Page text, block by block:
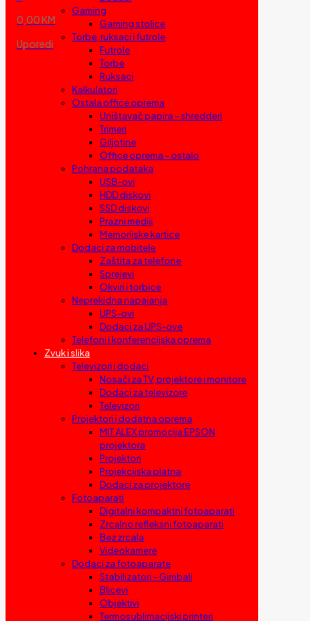
0,00 KM
Uporedi
Gaming
Gaming stolice
Torbe, ruksaci i futrole
Futrole
Torbe
Ruksaci
Kalkulatori
Ostala office oprema
Uništavač papira – shredderi
Trimeri
Giljotine
Office oprema – ostalo
Pohrana podataka
USB-ovi
HDD diskovi
SSD diskovi
Prazni mediji
Memorijske kartice
Dodaci za mobitele
Zaštita za telefone
Sprejevi
Okviri i torbice
Neprekidna napajanja
UPS-ovi
Dodaci za UPS-ove
Telefoni i konferencijska oprema
Zvuk i slika
Televizori i dodaci
Nosači za TV, projektore i monitore
Dodaci za televizore
Televizori
Projektori i dodatna oprema
MIT ALEX promocija EPSON
projektora
Projektori
Projekcijska platna
Dodaci za projektore
Fotoaparati
Digitalni kompaktni fotoaparati
Zrcalno refleksni fotoaparati
Bez zrcala
Videokamere
Dodaci za fotoaparate
Stabilizatori – Gimbali
Blicevi
Objektivi
Termosublimacijski printeri